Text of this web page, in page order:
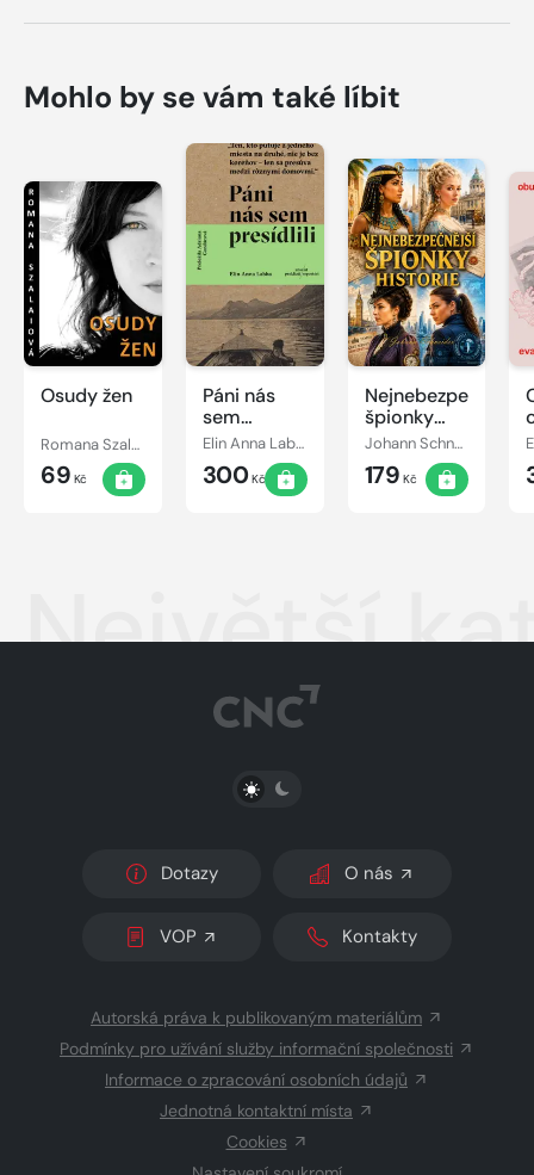
Mohlo by se vám také líbit
Osudy žen
Romana Szalaiová
69 Kč
Páni nás
sem
presídlili
Elin Anna Labba
300Kč
Nejnebezpečnější
špionky
historie
Johann Schneider
179 Kč
Největší
PŘEPNOUT SVĚTLÝ/TMAVÝ REŽIM
Dotazy O nás
VOP Kontakty
Autorská práva k publikovaným materiálům
Podmínky pro užívání služby informační společnosti
Informace o zpracování osobních údajů
Jednotná kontaktní místa
Cookies